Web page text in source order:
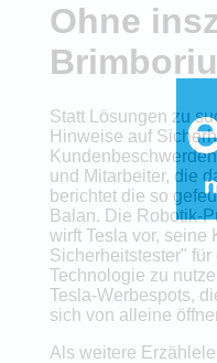
Ohne
Statt Lösungen zu
Hinweise auf
und Mitarbeiter, die
berichtet die so
Balan. Die Robotik-
wirft Tesla vor, seine
Sicherheitstester"
Technologie zu
Tesla-Werbespots,
sich von alleine
Als weitere